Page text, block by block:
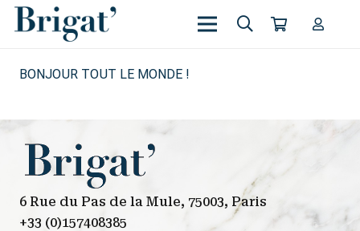
BONJOUR TOUT LE MONDE !
6 Rue du Pas de la Mule, 75003, Paris
+33 (0)157408385